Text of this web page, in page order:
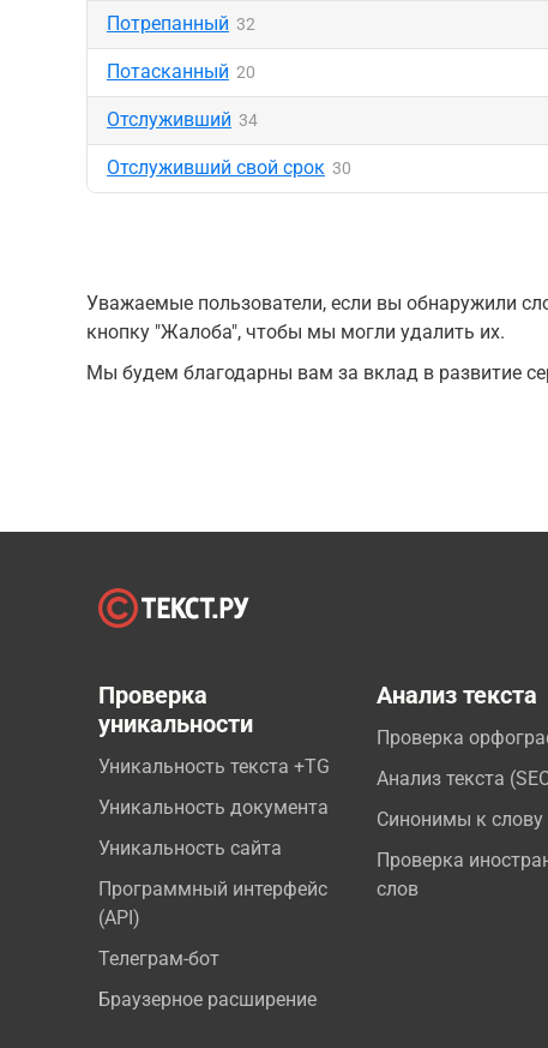
Потрепанный 32
Потасканный 20
Отслуживший 34
Отслуживший свой срок 30
Уважаемые пользователи, если вы обнаружили
кнопку "Жалоба", чтобы мы могли удалить их.
Мы будем благодарны вам за вклад в развитие
Проверка
уникальности
Уникальность текста +TG
Уникальность документа
Уникальность сайта
Программный интерфейс
(API)
Телеграм-бот
Браузерное расширение
Анализ текста
Проверка
Анализ текста
Синонимы к слову
Проверка
слов